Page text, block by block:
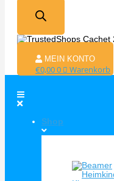
MEIN KONTO
€0,000 Warenkorb
Shop